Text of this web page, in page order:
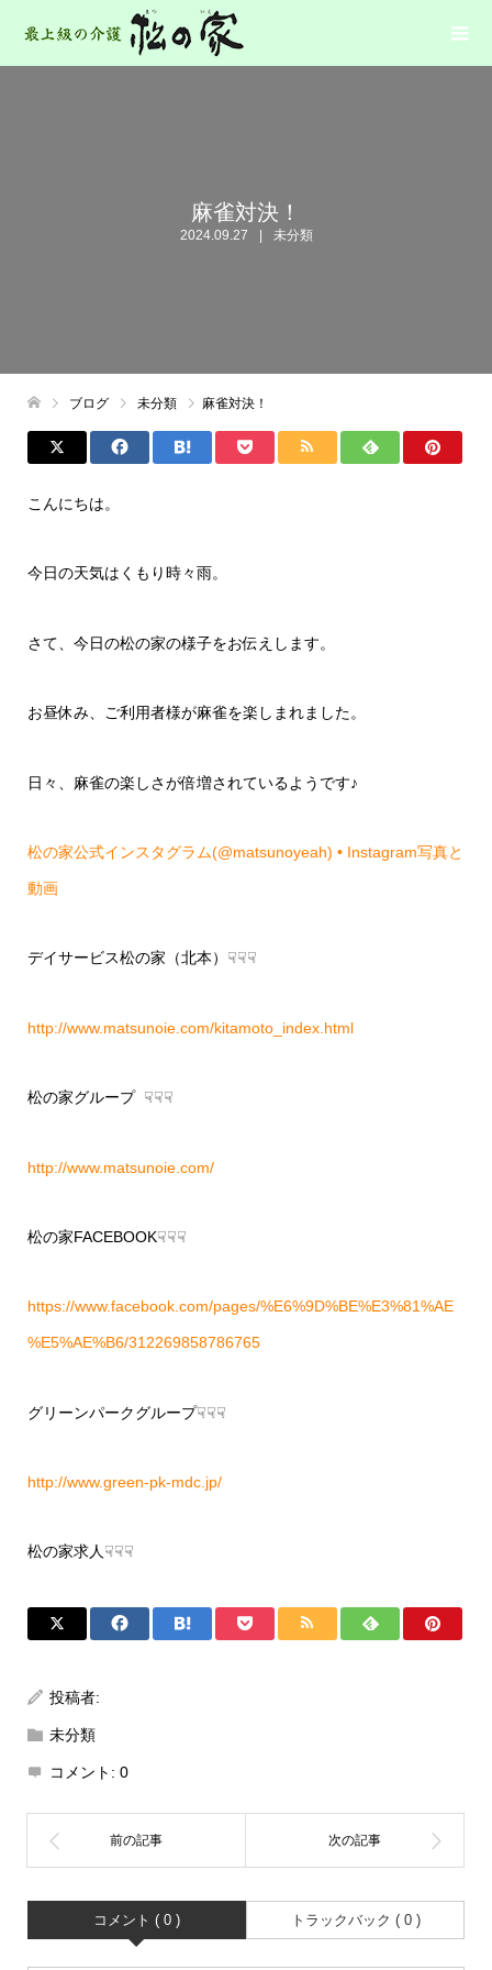
麻雀対決！
2024.09.27 未分類
ブログ 未分類 麻雀対決！
こんにちは。
今日の天気はくもり時々雨。
さて、今日の松の家の様子をお伝えします。
お昼休み、ご利用者様が麻雀を楽しまれました。
日々、麻雀の楽しさが倍増されているようです♪
松の家公式インスタグラム(@matsunoyeah) • Instagram写真と
動画
デイサービス松の家（北本）☟☟☟
http://www.matsunoie.com/kitamoto_index.html
松の家グループ ☟☟☟
http://www.matsunoie.com/
松の家FACEBOOK☟☟☟
https://www.facebook.com/pages/%E6%9D%BE%E3%81%AE
%E5%AE%B6/312269858786765
グリーンパークグループ☟☟☟
http://www.green-pk-mdc.jp/
松の家求人☟☟☟
投稿者:
未分類
コメント: 0
コメント ( 0 ) トラックバック ( 0 )